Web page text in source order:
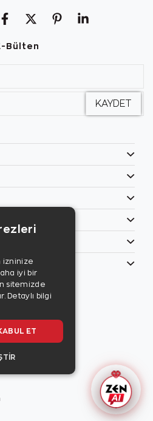
Bülten
izninize
iyi bir
sitemizde
Detaylı bilgi
ET